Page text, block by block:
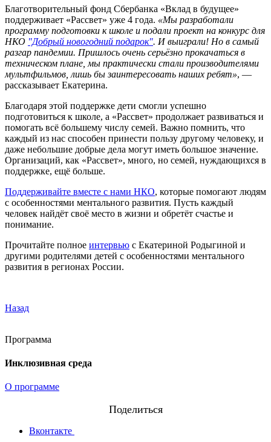
Благотворительный фонд Сбербанка «Вклад в будущее»
поддерживает «Рассвет» уже 4 года. «Мы разработали
программу подготовки к школе и подали проект на конкурс для
НКО "Добрый новогодний подарок". И выиграли! Но в самый
разгар пандемии. Пришлось очень серьёзно прокачаться в
техническом плане, мы практически стали производителями
мультфильмов, лишь бы заинтересовать наших ребят», —
рассказывает Екатерина.
Благодаря этой поддержке дети смогли успешно
подготовиться к школе, а «Рассвет» продолжает развиваться и
помогать всё большему числу семей. Важно помнить, что
каждый из нас способен принести пользу другому человеку, и
даже небольшие добрые дела могут иметь большое значение.
Организаций, как «Рассвет», много, но семей, нуждающихся в
поддержке, ещё больше.
Поддерживайте вместе с нами НКО, которые помогают людям
с особенностями ментального развития. Пусть каждый
человек найдёт своё место в жизни и обретёт счастье и
понимание.
Прочитайте полное интервью с Екатериной Родыгиной и
другими родителями детей с особенностями ментального
развития в регионах России.
Назад
Программа
Инклюзивная среда
О программе
Поделиться
Вконтакте